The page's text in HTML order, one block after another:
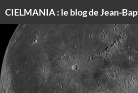
AU
CONTENU